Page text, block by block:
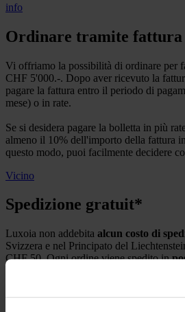
info
Ordinare tramite fattura
Vi offriamo la possibilità di ordinare per
CHF 5'000.-. Dopo aver ricevuto la
pagare la fattura entro il periodo di
mese) o in rate.
Se si desidera pagare la bolletta in più
almeno il 10% dell'importo della fattura
questo modo, puoi facilmente decidere
Vicino
Spedizione gratuit*
Luxoia non addebita alcun costo di
Svizzera e nel Principato del
CHF 50. Ogni ordine viene spedito in
Poste Svizzere. Per ordini da CHF 250
. Per ordini inferiori a
contributo spese di spedizione di CHF